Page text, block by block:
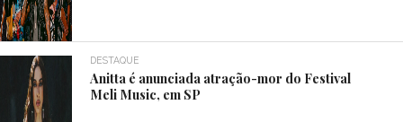
DESTAQUE
Anitta é anunciada atração-mor do Festival
Meli Music, em SP